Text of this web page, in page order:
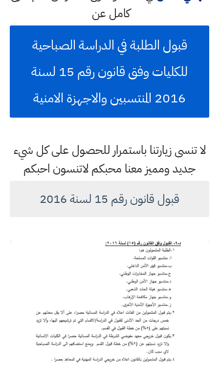
كامل عن
قبول الطلبة في الدراسة الصباحية
للكليات وفق قانون رقم 15 لسنة
2016 المنتسبين والاجهزة الامنية
لا تنسى زيارتنا باستمرار للحصول على كل شيء
جديد ومميز معنا محبكم لاتنسون احبكم
قبول قانون رقم 15 لسنة 2016